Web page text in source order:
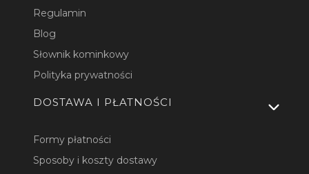
Regulamin
Blog
Słownik kominkowy
Polityka prywatności
DOSTAWA I PŁATNOŚCI
Formy płatności
Sposoby i koszty dostawy